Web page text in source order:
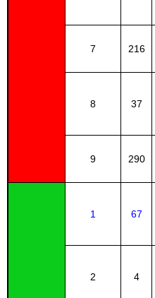
7 216
8 37
9 290
1 67
2 4